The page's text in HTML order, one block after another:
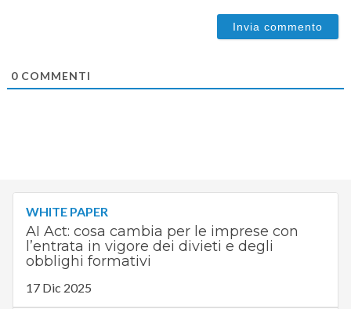
0COMMENTI
WHITE PAPER
AI Act: cosa cambia per le imprese con
l’entrata in vigore dei divieti e degli
obblighi formativi
17 Dic 2025